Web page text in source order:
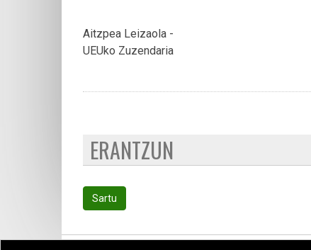
Aitzpea Leizaola -
UEUko Zuzendaria
ERANTZUN
Sartu